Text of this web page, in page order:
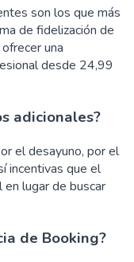
son los que más
de fidelización de
una
desde 24,99
adicionales?
el desayuno, por el
incentivas que el
lugar de buscar
de Booking?